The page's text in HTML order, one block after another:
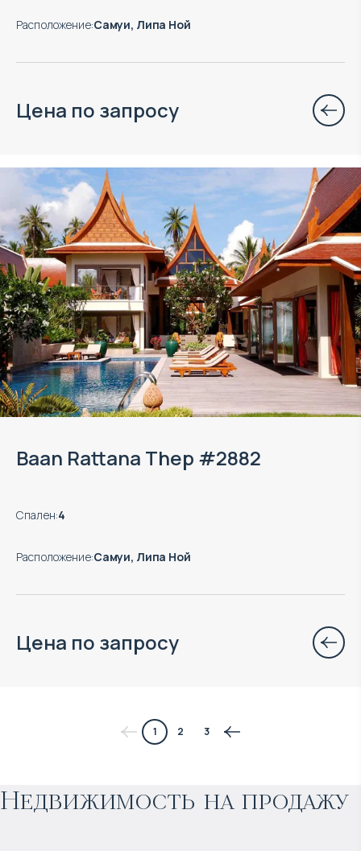
Baan Rattana Thep #2882
Спален:4
Расположение:Самуи, Липа Ной
Цена по запросу
Расположение:Самуи, Липа Ной
Цена по запросу
1 2 3
Недвижимость на продажу
5% годовых